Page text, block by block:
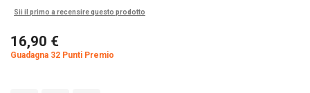
Sii il primo a recensire questo prodotto
16,90 €
Guadagna 32 Punti Premio